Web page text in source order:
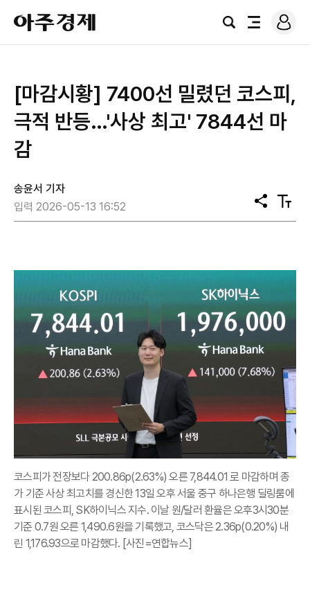
아
주
경
검
전
로
그
[마감시황] 7400선 밀렸던 코스피,
극적 반등…'사상 최고' 7844선 마
감
송윤서 기자
입력 2026-05-13 16:52
공
유
텍
스
코스피가 전장보다 200.86p(2.63%) 오른 7,844.01 로 마감하며 종
가 기준 사상 최고치를 경신한 13일 오후 서울 중구 하나은행 딜링룸에
표시된 코스피, SK하이닉스 지수. 이날 원/달러 환율은 오후3시30분
기준 0.7원 오른 1,490.6원을 기록했고, 코스닥은 2.36p(0.20%) 내
린 1,176.93으로 마감했다. [사진=연합뉴스]